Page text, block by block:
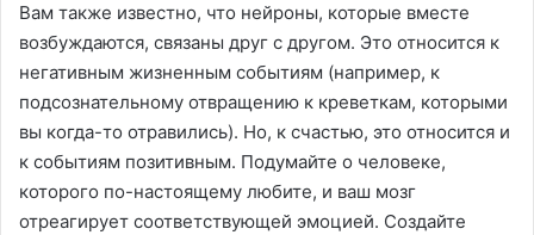
Вам также известно, что нейроны, которые вместе
возбуждаются, связаны друг с другом. Это относится к
негативным жизненным событиям (например, к
подсознательному отвращению к креветкам, которыми
вы когда-то отравились). Но, к счастью, это относится и
к событиям позитивным. Подумайте о человеке,
которого по-настоящему любите, и ваш мозг
отреагирует соответствующей эмоцией. Создайте